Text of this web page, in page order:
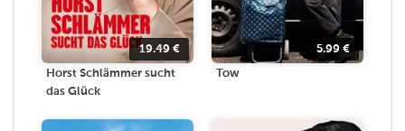
19.49 €
Horst Schlämmer sucht
das Glück
5.99 €
Tow